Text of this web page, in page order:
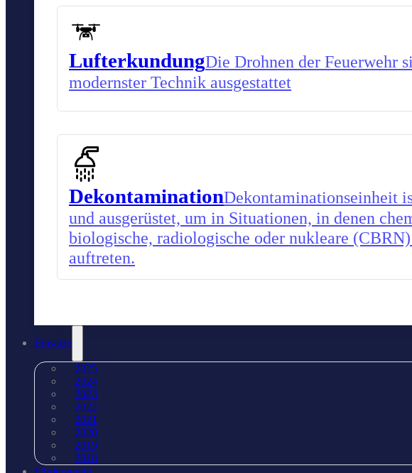
LufterkundungDie Drohnen der Feuerwehr
modernster Technik ausgestattet
DekontaminationDekontaminationseinheit
und ausgerüstet, um in Situationen, in denen
biologische, radiologische oder nukleare
auftreten.
Einsätze
2025
2024
2023
2022
2021
2020
2019
2018